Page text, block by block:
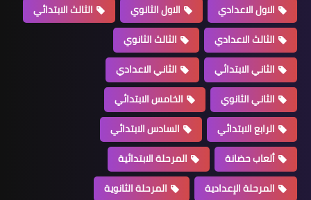
الاول الاعدادي
الاول الثانوي
الثالث الابتدائي
الثالث الاعدادي
الثالث الثانوي
الثاني الابتدائي
الثاني الاعدادي
الثاني الثانوي
الخامس الابتدائي
الرابع الابتدائي
السادس الابتدائي
ألعاب حضانة
المرحلة الابتدائية
المرحلة الإعدادية
المرحلة الثانوية